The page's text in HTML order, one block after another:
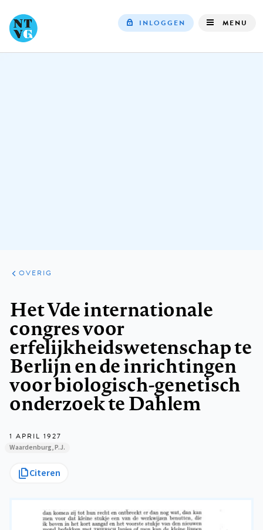
INLOGGEN MENU
ARTIKELEN
OVERIG
OVERIG
Het Vde internationale
congres voor
erfelijkheidswetenschap te
Berlijn en de inrichtingen
voor biologisch-genetisch
onderzoek te Dahlem
1 APRIL 1927
Waardenburg, P.J.
Citeren